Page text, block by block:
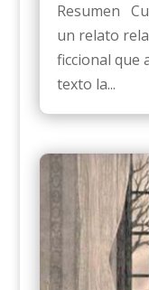
Resumen
un relato
ficcional que
texto la...